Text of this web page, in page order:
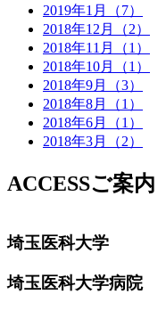
2019年1月（7）
2018年12月（2）
2018年11月（1）
2018年10月（1）
2018年9月（3）
2018年8月（1）
2018年6月（1）
2018年3月（2）
ACCESSご案内
埼玉医科大学
埼玉医科大学病院